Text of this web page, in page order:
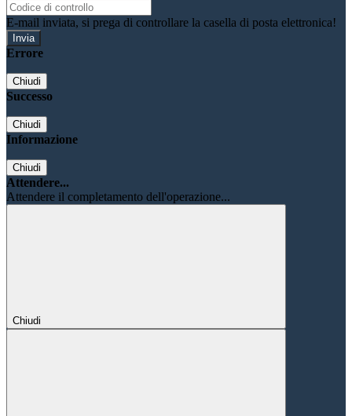
E-mail inviata, si prega di controllare la casella di posta elettronica!
Errore
Chiudi
Successo
Chiudi
Informazione
Chiudi
Attendere...
Attendere il completamento dell'operazione...
Chiudi